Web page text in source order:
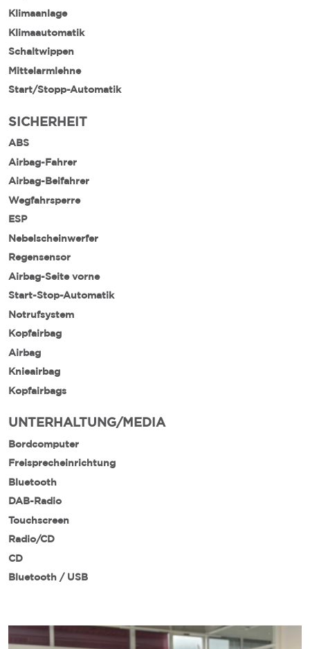
Klimaanlage
Klimaautomatik
Schaltwippen
Mittelarmlehne
Start/Stopp-Automatik
SICHERHEIT
ABS
Airbag-Fahrer
Airbag-Beifahrer
Wegfahrsperre
ESP
Nebelscheinwerfer
Regensensor
Airbag-Seite vorne
Start-Stop-Automatik
Notrufsystem
Kopfairbag
Airbag
Knieairbag
Kopfairbags
UNTERHALTUNG/MEDIA
Bordcomputer
Freisprecheinrichtung
Bluetooth
DAB-Radio
Touchscreen
Radio/CD
CD
Bluetooth / USB